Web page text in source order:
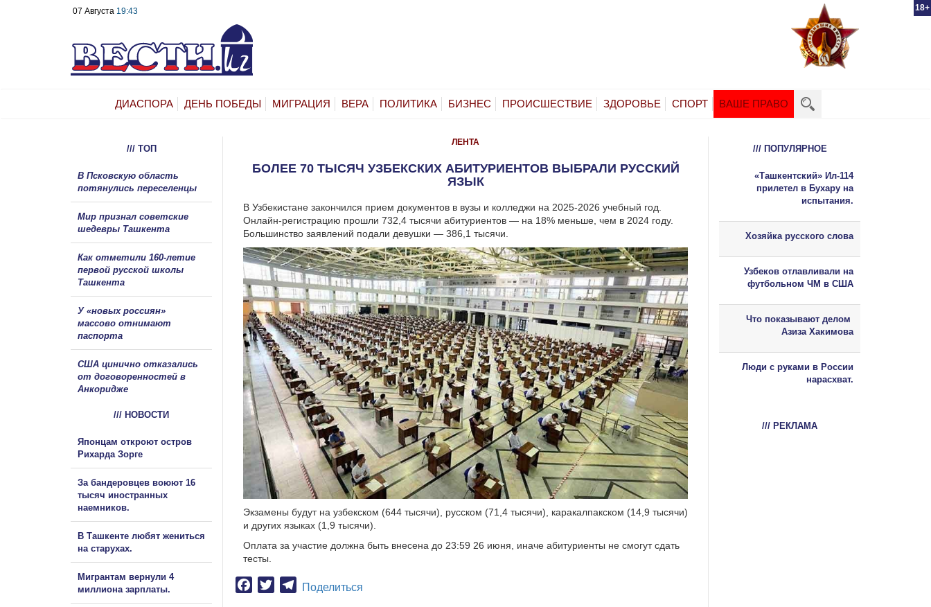
18+
07 Августа 19:43
ДИАСПОРА ДЕНЬ ПОБЕДЫ МИГРАЦИЯ ВЕРА ПОЛИТИКА БИЗНЕС ПРОИСШЕСТВИЕ ЗДОРОВЬЕ СПОРТ ВАШЕ ПРАВО
ЛЕНТА
БОЛЕЕ 70 ТЫСЯЧ УЗБЕКСКИХ АБИТУРИЕНТОВ ВЫБРАЛИ РУССКИЙ
ЯЗЫК
В Узбекистане закончился прием документов в вузы и колледжи на 2025-2026 учебный год.
Онлайн-регистрацию прошли 732,4 тысячи абитуриентов — на 18% меньше, чем в 2024 году.
Большинство заявлений подали девушки — 386,1 тысячи.
Экзамены будут на узбекском (644 тысячи), русском (71,4 тысячи), каракалпакском (14,9 тысячи)
и других языках (1,9 тысячи).
Оплата за участие должна быть внесена до 23:59 26 июня, иначе абитуриенты не смогут сдать
тесты.
Facebook
TwitterTelegram
Поделиться
/// ТОП
В Псковскую область
потянулись переселенцы
Мир признал советские
шедевры Ташкента
Как отметили 160-летие
первой русской школы
Ташкента
У «новых россиян»
массово отнимают
паспорта
США цинично отказались
от договоренностей в
Анкоридже
/// НОВОСТИ
Японцам откроют остров
Рихарда Зорге
За бандеровцев воюют 16
тысяч иностранных
наемников.
В Ташкенте любят жениться
на старухах.
Мигрантам вернули 4
миллиона зарплаты.
/// ПОПУЛЯРНОЕ
«Ташкентский» Ил-114
прилетел в Бухару на
испытания.
Хозяйка русского слова
Узбеков отлавливали на
футбольном ЧМ в США
Что показывают делом
Азиза Хакимова
Люди с руками в России
нарасхват.
/// РЕКЛАМА